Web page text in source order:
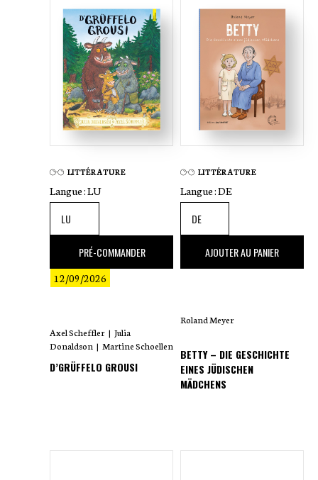
ml
de
en
fr
LITTÉRATURE
Langue :LU
,00 €PRÉ-COMMANDER
12/09/2026
Axel Scheffler | Julia
Donaldson | Martine Schoellen
D’GRÜFFELO GROUSI
LITTÉRATURE
Langue :DE
,00 €AJOUTER AU PANIER
Roland Meyer
BETTY – DIE GESCHICHTE
EINES JÜDISCHEN
MÄDCHENS